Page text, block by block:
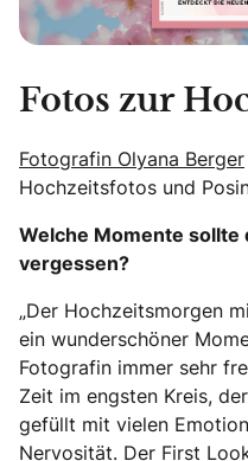
Fotos zur
Fotografin Olyana Berger
Hochzeitsfotos und
Welche Momente sollte
vergessen?
„Der Hochzeitsmorgen
ein wunderschöner
Fotografin immer sehr
Zeit im engsten Kreis,
gefüllt mit vielen
Nervosität. Der First